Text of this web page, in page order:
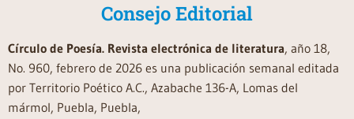
Consejo Editorial
Círculo de Poesía. Revista electrónica de literatura, año 18,
No. 960, febrero de 2026 es una publicación semanal editada
por Territorio Poético A.C., Azabache 136-A, Lomas del
mármol, Puebla, Puebla,